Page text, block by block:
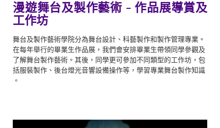
漫遊舞台及製作藝術 - 作品展導賞及
工作坊
舞台及製作藝術學院分為舞台設計、科藝製作和製作管理專業。
在每年舉行的畢業生作品展，我們會安排畢業生帶領同學參觀及
了解舞台製作藝術。其後，同學更可參加不同類型的工作坊，包
括服裝製作、後台燈光音響設備操作等，學習專業舞台製作知識
。